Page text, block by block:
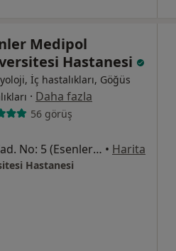
Medipol
Hastanesi
İç hastalıkları, Göğüs
· Daha fazla
56 görüş
Birlik Mah. Bahçeler Cad. No: 5 (Esenler Kültür Merkezi Karşısı), Esenler • Harita
Hastanesi